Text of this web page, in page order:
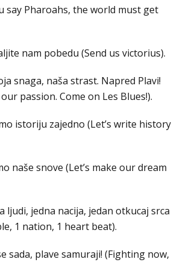
say Pharoahs, the world must get
nam pobedu (Send us victorius).
snaga, naša strast. Napred Plavi!
passion. Come on Les Blues!).
istoriju zajedno (Let’s write history
naše snove (Let’s make our dream
ljudi, jedna nacija, jedan otkucaj srca
1 nation, 1 heart beat).
sada, plave samuraji! (Fighting now,